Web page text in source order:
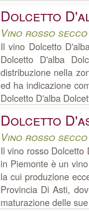
Dolcetto
Vino rosso secco
Il vino Dolcetto
Dolcetto D'alba
distribuzione nella
ed ha indicazione
Dolcetto D'alba
Dolcetto
Vino rosso secco
Il vino rosso Dolcetto
in Piemonte è un
la cui produzione
Provincia Di Asti,
maturazione delle